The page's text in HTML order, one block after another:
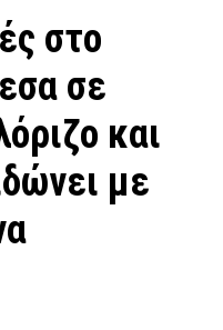
στο
σε
και
με